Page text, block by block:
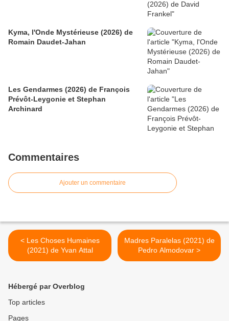
Kyma, l'Onde Mystérieuse (2026) de
Romain Daudet-Jahan
Les Gendarmes (2026) de François
Prévôt-Leygonie et Stephan
Archinard
Commentaires
Ajouter un commentaire
< Les Choses Humaines
(2021) de Yvan Attal
Madres Paralelas (2021) de
Pedro Almodovar >
Hébergé par Overblog
Top articles
Pages